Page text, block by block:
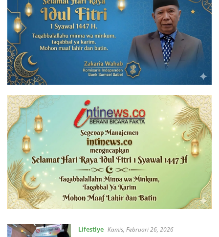
Lifestlye Kamis, Februari 26, 2026